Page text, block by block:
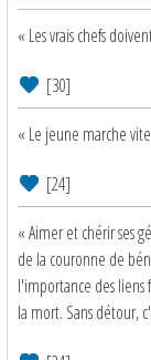
« Les vrais chefs
[30]
« Le jeune marche
[24]
« Aimer et chérir ses
de la couronne de
l'importance des
la mort. Sans détour,